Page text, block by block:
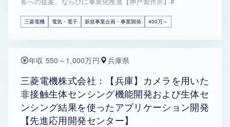
三菱電機 電気・電子 新規事業企画・事業開発 400万～
年収 550～1,000万円 兵庫県
三菱電機株式会社：【兵庫】カメラを用いた
非接触生体センシング機能開発および生体セ
ンシング結果を使ったアプリケーション開発
【先進応用開発センター】